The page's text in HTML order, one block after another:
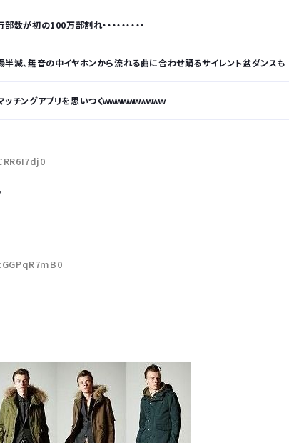
が初の100万部割れ・・・・・・・・・
半減、無音の中イヤホンから流れる曲に合わせ踊るサイレント盆ダンスも
チングアプリを思いつくｗｗｗｗｗｗｗｗｗｗ